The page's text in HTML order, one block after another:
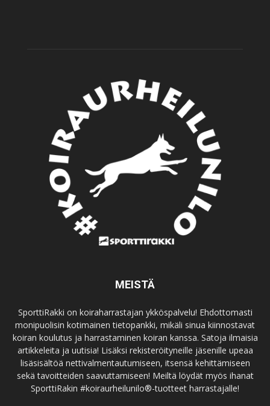
MEISTÄ
SporttiRakki on koiraharrastajan ykköspalvelu! Ehdottomasti
monipuolisin kotimainen tietopankki, mikäli sinua kiinnostavat
koiran koulutus ja harrastaminen koiran kanssa. Satoja ilmaisia
artikkeleita ja uutisia! Lisäksi rekisteröityneille jäsenille upeaa
lisäsisältöä nettivalmentautumiseen, itsensä kehittämiseen
sekä tavoitteiden saavuttamiseen! Meiltä löydät myös ihanat
SporttiRakin #koiraurheilunilo®-tuotteet harrastajalle!